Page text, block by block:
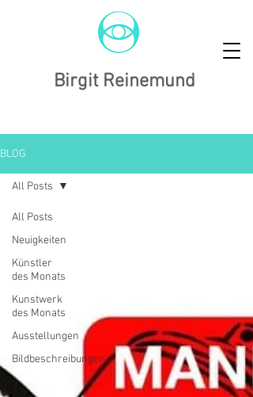
Birgit Reinemund
BLOG
All Posts
Neuigkeiten
Künstler
des Monats
Kunstwerk
des Monats
Ausstellungen
Bildbeschreibungen
All Posts